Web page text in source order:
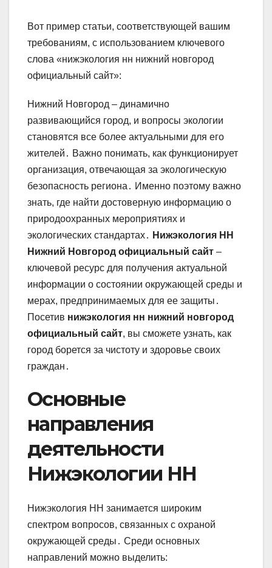
Вот пример статьи, соответствующей вашим
требованиям, с использованием ключевого
слова «нижэкология нн нижний новгород
официальный сайт»:
Нижний Новгород – динамично
развивающийся город, и вопросы экологии
становятся все более актуальными для его
жителей․ Важно понимать, как функционирует
организация, отвечающая за экологическую
безопасность региона․ Именно поэтому важно
знать, где найти достоверную информацию о
природоохранных мероприятиях и
экологических стандартах․ Нижэкология НН
Нижний Новгород официальный сайт –
ключевой ресурс для получения актуальной
информации о состоянии окружающей среды и
мерах, предпринимаемых для ее защиты․
Посетив нижэкология нн нижний новгород
официальный сайт, вы сможете узнать, как
город борется за чистоту и здоровье своих
граждан․
Основные
направления
деятельности
Нижэкологии НН
Нижэкология НН занимается широким
спектром вопросов, связанных с охраной
окружающей среды․ Среди основных
направлений можно выделить: